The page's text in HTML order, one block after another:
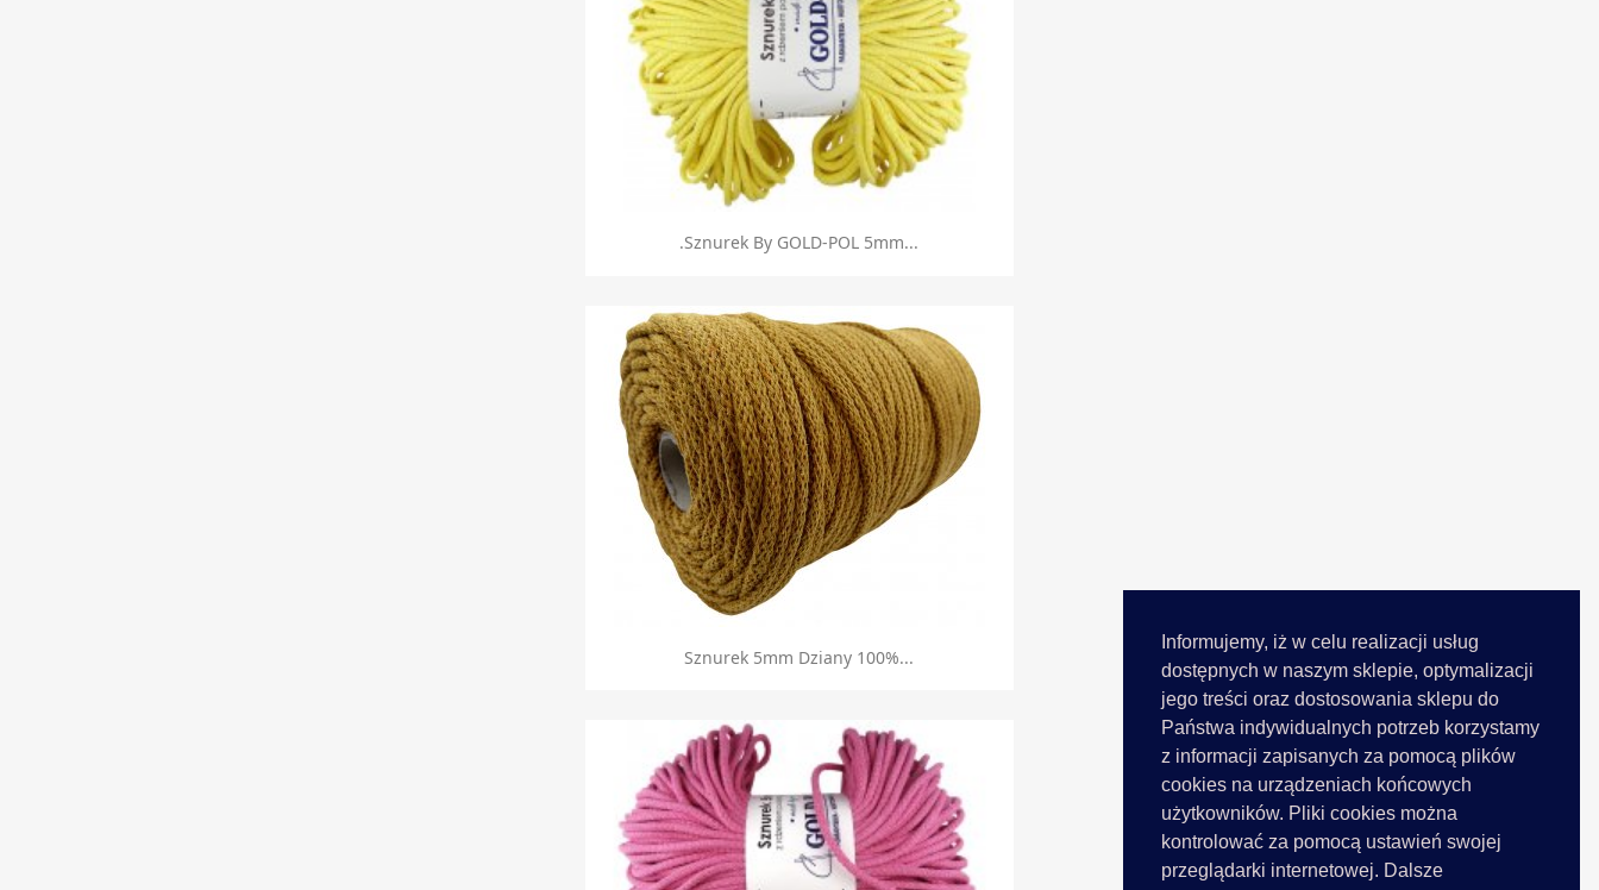
Informujemy, iż w celu realizacji usług
dostępnych w naszym sklepie, optymalizacji
jego treści oraz dostosowania sklepu do
Państwa indywidualnych potrzeb korzystamy
z informacji zapisanych za pomocą plików
cookies na urządzeniach końcowych
użytkowników. Pliki cookies można
kontrolować za pomocą ustawień swojej
przeglądarki internetowej. Dalsze
Szybki podgląd
.Sznurek By GOLD-POL 5mm...
Szybki podgląd
Sznurek 5mm Dziany 100%...